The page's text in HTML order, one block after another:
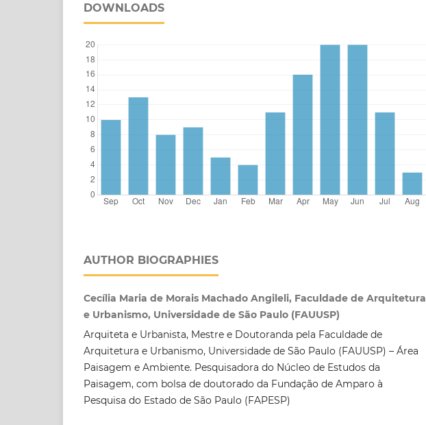
DOWNLOADS
AUTHOR BIOGRAPHIES
Cecília Maria de Morais Machado Angileli, Faculdade de Arquitetura
e Urbanismo, Universidade de São Paulo (FAUUSP)
Arquiteta e Urbanista, Mestre e Doutoranda pela Faculdade de
Arquitetura e Urbanismo, Universidade de São Paulo (FAUUSP) – Área
Paisagem e Ambiente. Pesquisadora do Núcleo de Estudos da
Paisagem, com bolsa de doutorado da Fundação de Amparo à
Pesquisa do Estado de São Paulo (FAPESP)